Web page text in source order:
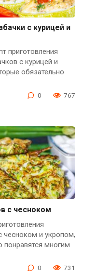
с курицей и
приготовления
с курицей и
обязательно
0 767
с чесноком
чесноком и укропом,
понравятся многим
0 731